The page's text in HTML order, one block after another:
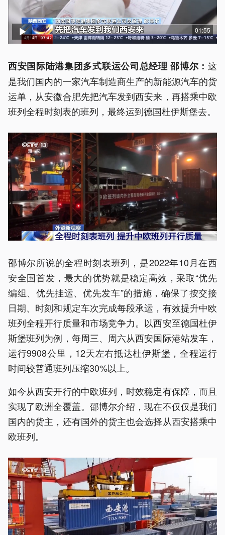
01:55
西安国际陆港集团多式联运公司总经理 邵博尔： 这
是我们国内的一家汽车制造商生产的新能源汽车的货
运单，从安徽合肥先把汽车发到西安来，再搭乘中欧
班列全程时刻表的班列，最终运到德国杜伊斯堡去。
邵博尔所说的全程时刻表班列，是2022年10月在西
安全国首发，最大的优势就是稳定高效，采取“优先
编组、优先挂运、优先发车”的措施，确保了按交接
日期、时刻和规定车次完成每段承运，有效提升中欧
班列全程开行质量和市场竞争力。以西安至德国杜伊
斯堡班列为例，每周三、周六从西安国际港站发车，
运行9908公里，12天左右抵达杜伊斯堡，全程运行
时间较普通班列压缩30%以上。
如今从西安开行的中欧班列，时效稳定有保障，而且
实现了欧洲全覆盖。邵博尔介绍，现在不仅仅是我们
国内的货主，还有国外的货主也会选择从西安搭乘中
欧班列。